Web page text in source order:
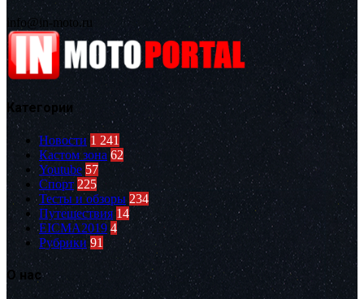
info@in-moto.ru
Категории
Новости 1 241
Кастом зона 62
Youtube 57
Спорт 225
Тесты и обзоры 234
Путешествия 14
EICMA2019 4
Рубрики 91
О нас